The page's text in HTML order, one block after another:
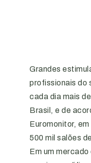
Grandes
profissionais do
cada dia mais
Brasil, e de
Euromonitor,
500 mil salões
Em um